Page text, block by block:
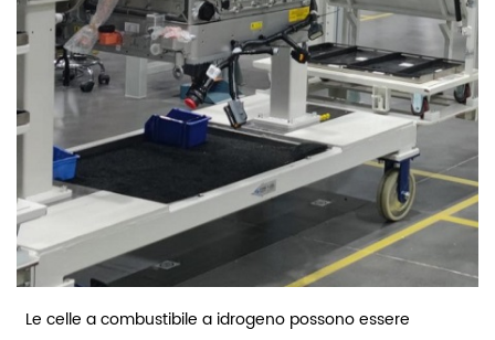
Le celle a combustibile a idrogeno possono essere